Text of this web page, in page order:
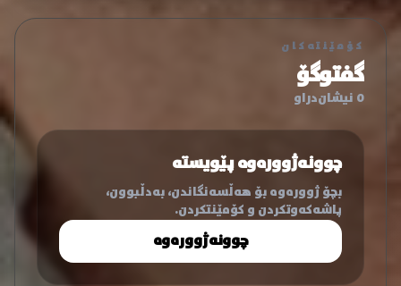
کۆمێنتەکان
گفتوگۆ
0 نیشان‌دراو
چوونەژوورەوە پێویستە
بچۆ ژوورەوە بۆ هەڵسەنگاندن، بەدڵبوون،
پاشەکەوتکردن و کۆمێنتکردن.
چوونەژوورەوە